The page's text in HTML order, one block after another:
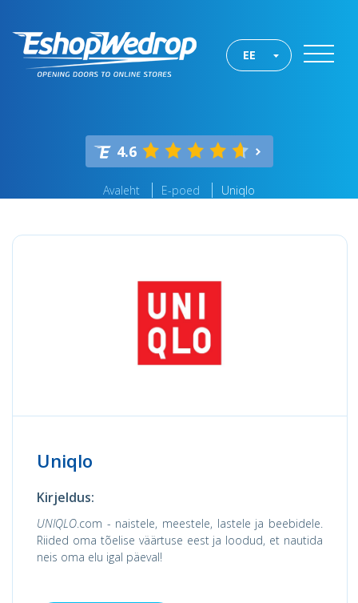
EE
4.6
Avaleht E-poed Uniqlo
Uniqlo
Kirjeldus:
UNIQLO.com - naistele, meestele, lastele ja beebidele.
Riided oma tõelise väärtuse eest ja loodud, et nautida
neis oma elu igal päeval!